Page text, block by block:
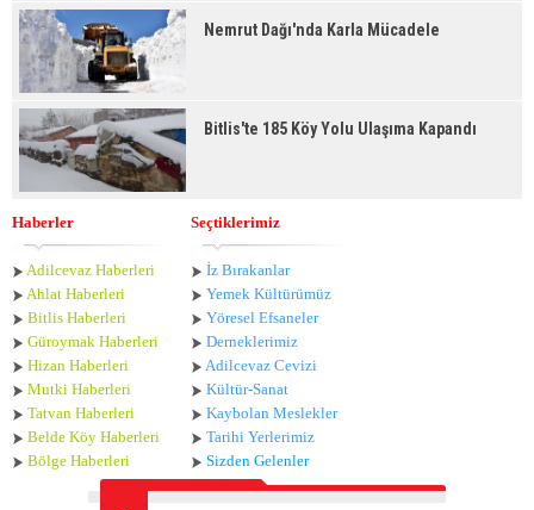
Nemrut Dağı'nda Karla Mücadele
Bitlis'te 185 Köy Yolu Ulaşıma Kapandı
Haberler
Adilcevaz Haberleri
Ahlat Haberleri
Bitlis Haberleri
Güroymak Haberleri
Hizan Haberleri
Mutki Haberleri
Tatvan Haberleri
Belde Köy Haberleri
Bölge Haberleri
Seçtiklerimiz
İz Bırakanlar
Yemek Kültürümüz
Yöresel Efsaneler
Derneklerimiz
Adilcevaz Cevizi
Kültür-Sanat
Kaybolan Meslekler
Tarihi Yerlerimiz
Sizden Gelenler